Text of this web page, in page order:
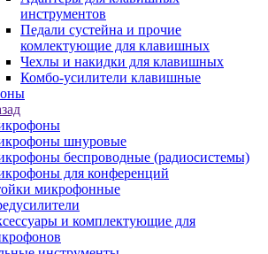
инструментов
Педали сустейна и прочие
комлектующие для клавишных
Чехлы и накидки для клавишных
Комбо-усилители клавишные
шнуровые
беспроводные (радиосистемы)
для конференций
микрофонные
и комплектующие для